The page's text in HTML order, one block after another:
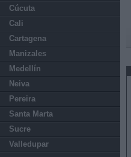
Cúcuta
Cali
Cartagena
Manizales
Medellín
Neiva
Pereira
Santa Marta
Sucre
Valledupar